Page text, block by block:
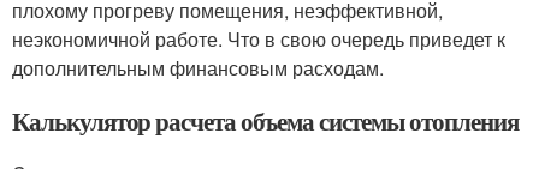
плохому прогреву помещения, неэффективной,
неэкономичной работе. Что в свою очередь приведет к
дополнительным финансовым расходам.
Калькулятор расчета объема системы отопления